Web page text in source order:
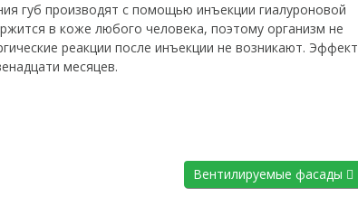
губ производят с помощью инъекции гиалуроновой
в коже любого человека, поэтому организм не
реакции после инъекции не возникают. Эффект
месяцев.
Вентилируемые фасады